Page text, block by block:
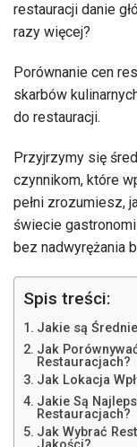
restauracji danie
razy więcej?
Porównanie cen
skarbów
do restauracji.
Przyjrzymy się
czynnikom, które
pełni zrozumiesz,
świecie
bez nadwyrężania
Spis treści:
Jakie są
Jak
Restauracjach?
Jak Lokacja
Jakie Są
Restauracjach?
Jak Wybrać